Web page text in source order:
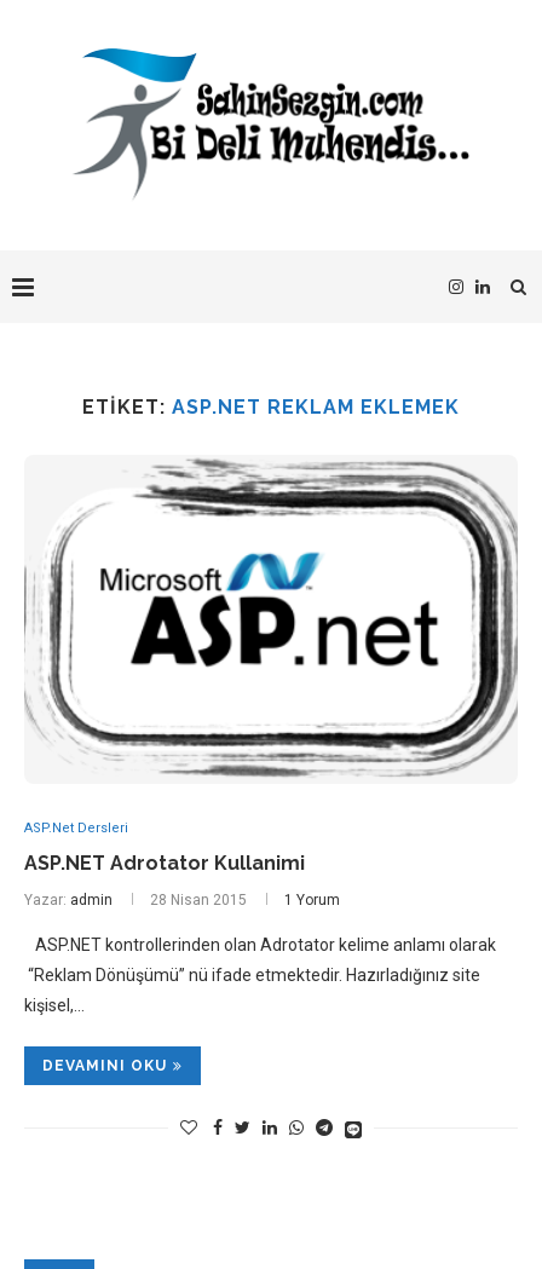
ETIKET: ASP.NET REKLAM EKLEMEK
ASP.Net Dersleri
ASP.NET Adrotator Kullanimi
Yazar: admin 28 Nisan 2015 1 Yorum
ASP.NET kontrollerinden olan Adrotator kelime anlamı olarak
“Reklam Dönüşümü” nü ifade etmektedir. Hazırladığınız site
kişisel,…
DEVAMINI OKU